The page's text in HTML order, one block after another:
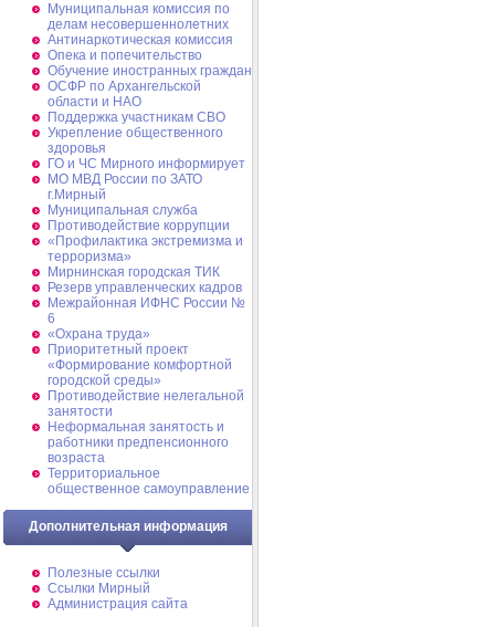
Муниципальная комиссия по
делам несовершеннолетних
Антинаркотическая комиссия
Опека и попечительство
Обучение иностранных граждан
ОСФР по Архангельской
области и НАО
Поддержка участникам СВО
Укрепление общественного
здоровья
ГО и ЧС Мирного информирует
МО МВД России по ЗАТО
г.Мирный
Муниципальная cлужба
Противодействие коррупции
«Профилактика экстремизма и
терроризма»
Мирнинская городская ТИК
Резерв управленческих кадров
Межрайонная ИФНС России №
6
«Охрана труда»
Приоритетный проект
«Формирование комфортной
городской среды»
Противодействие нелегальной
занятости
Неформальная занятость и
работники предпенсионного
возраста
Территориальное
общественное самоуправление
Дополнительная информация
Полезные ссылки
Ссылки Мирный
Администрация сайта